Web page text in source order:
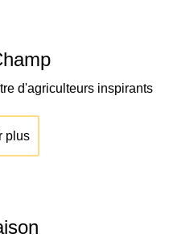
d'agriculteurs inspirants
plus